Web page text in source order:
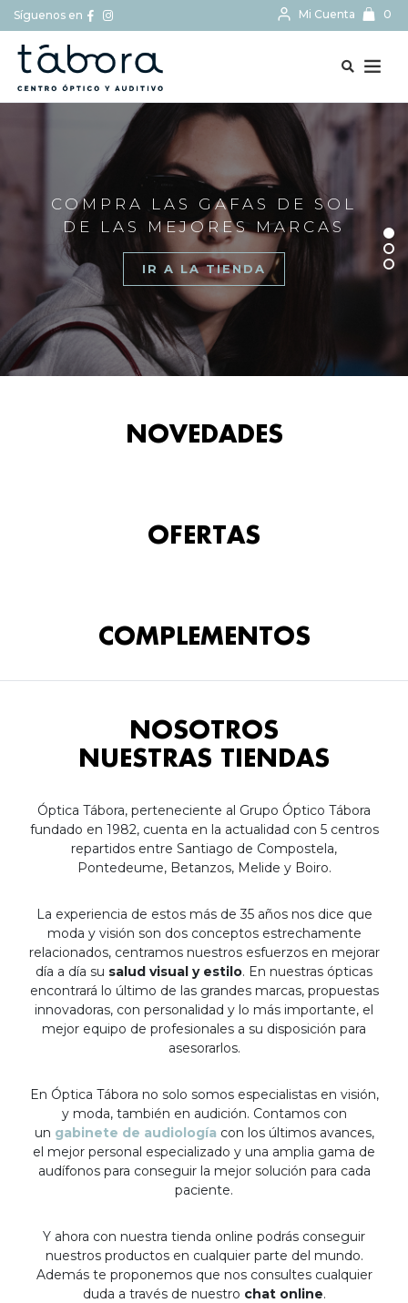
Síguenos en Mi Cuenta 0
COMPRA LAS GAFAS DE SOL
DE LAS MEJORES MARCAS
IR A LA TIENDA
NOVEDADES
OFERTAS
COMPLEMENTOS
NOSOTROS
NUESTRAS TIENDAS
Óptica Tábora, perteneciente al Grupo Óptico Tábora
fundado en 1982, cuenta en la actualidad con 5 centros
repartidos entre Santiago de Compostela,
Pontedeume, Betanzos, Melide y Boiro.
La experiencia de estos más de 35 años nos dice que
moda y visión son dos conceptos estrechamente
relacionados, centramos nuestros esfuerzos en mejorar
día a día su salud visual y estilo. En nuestras ópticas
encontrará lo último de las grandes marcas, propuestas
innovadoras, con personalidad y lo más importante, el
mejor equipo de profesionales a su disposición para
asesorarlos.
En Óptica Tábora no solo somos especialistas en visión,
y moda, también en audición. Contamos con
un gabinete de audiología con los últimos avances,
el mejor personal especializado y una amplia gama de
audífonos para conseguir la mejor solución para cada
paciente.
Y ahora con nuestra tienda online podrás conseguir
nuestros productos en cualquier parte del mundo.
Además te proponemos que nos consultes cualquier
duda a través de nuestro chat online.